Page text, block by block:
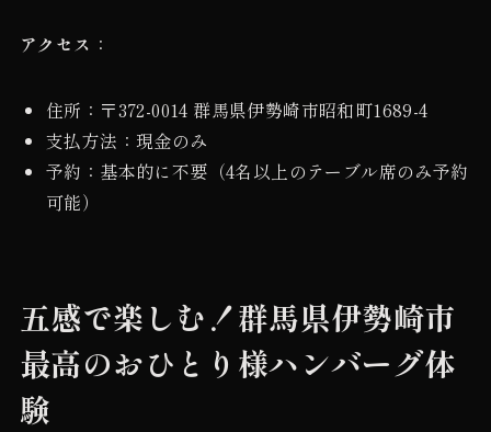
アクセス ：
住所：〒372-0014 群馬県伊勢崎市昭和町1689-4
支払方法：現金のみ
予約：基本的に不要（4名以上のテーブル席のみ予約
可能）
五感で楽しむ！群馬県伊勢崎市
最高のおひとり様ハンバーグ体
験